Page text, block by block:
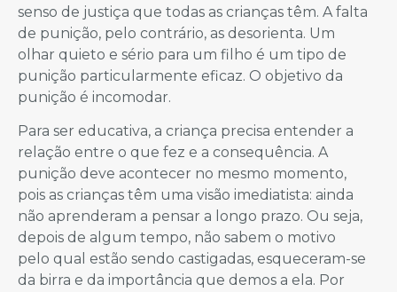
senso de justiça que todas as crianças têm. A falta
de punição, pelo contrário, as desorienta. Um
olhar quieto e sério para um filho é um tipo de
punição particularmente eficaz. O objetivo da
punição é incomodar.
Para ser educativa, a criança precisa entender a
relação entre o que fez e a consequência. A
punição deve acontecer no mesmo momento,
pois as crianças têm uma visão imediatista: ainda
não aprenderam a pensar a longo prazo. Ou seja,
depois de algum tempo, não sabem o motivo
pelo qual estão sendo castigadas, esqueceram-se
da birra e da importância que demos a ela. Por